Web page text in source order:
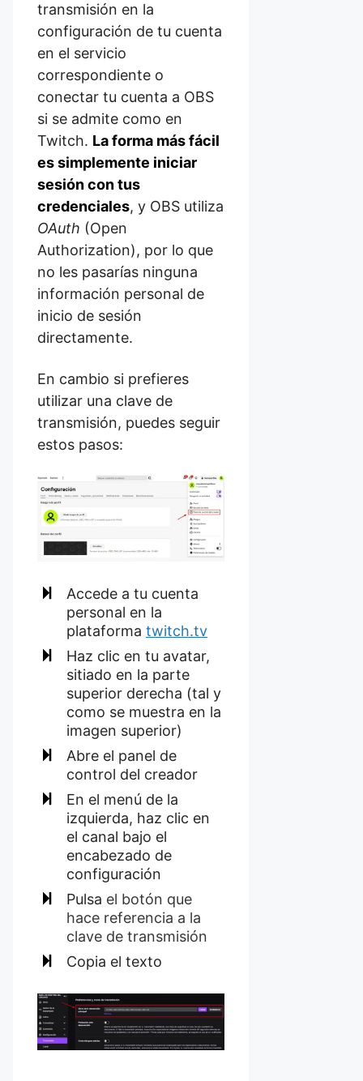
transmisión en la
configuración de tu cuenta
en el servicio
correspondiente o
conectar tu cuenta a OBS
si se admite como en
Twitch. La forma más fácil
es simplemente iniciar
sesión con tus
credenciales, y OBS utiliza
OAuth (Open
Authorization), por lo que
no les pasarías ninguna
información personal de
inicio de sesión
directamente.
En cambio si prefieres
utilizar una clave de
transmisión, puedes seguir
estos pasos:
Accede a tu cuenta
personal en la
plataforma twitch.tv
Haz clic en tu avatar,
sitiado en la parte
superior derecha (tal y
como se muestra en la
imagen superior)
Abre el panel de
control del creador
En el menú de la
izquierda, haz clic en
el canal bajo el
encabezado de
configuración
Pulsa el botón que
hace referencia a la
clave de transmisión
Copia el texto